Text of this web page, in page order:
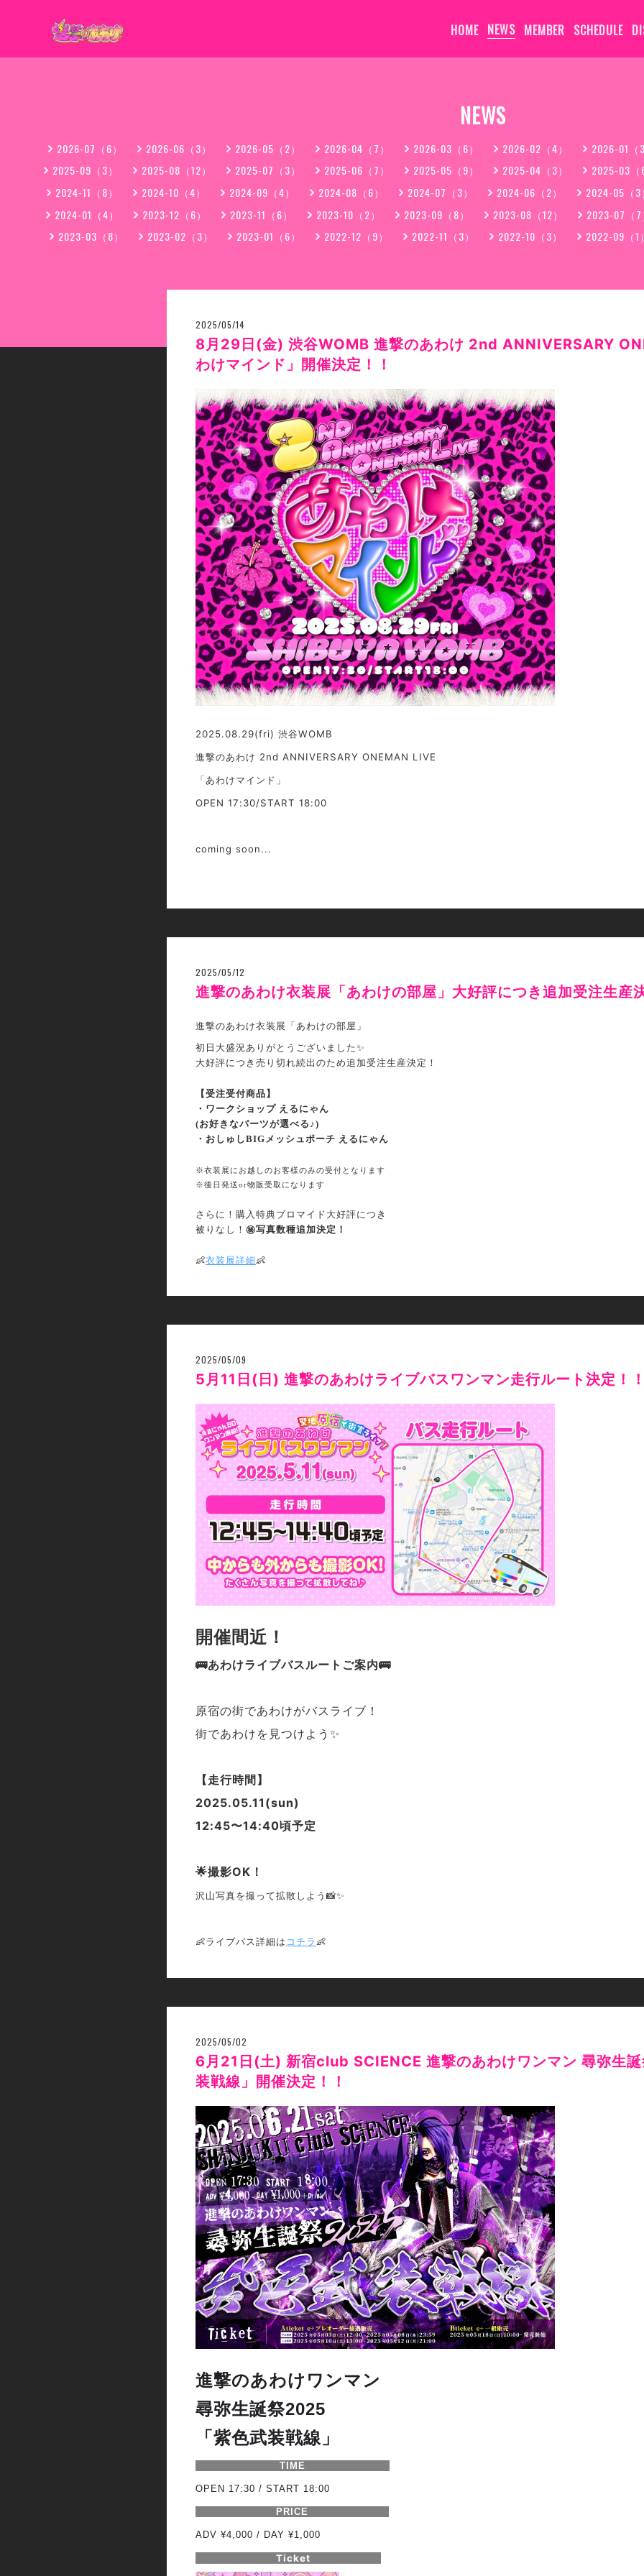
HOME NEWS MEMBER SCHEDULE
NEWS
2026-07（6） 2026-06（3） 2026-05（2） 2026-04（7） 2026-03（6） 2026-02（4）
2026-01（
2025-09（3）
2025-08（12） 2025-07（3） 2025-06（7） 2025-05（9） 2025-04（3）
2025-03
2024-11（8）
2024-10（4） 2024-09（4） 2024-08（6） 2024-07（3） 2024-06（2）
2024-05（3
2024-01（4）
2023-12（6） 2023-11（6） 2023-10（2） 2023-09（8） 2023-08（12）
2023-07（
2023-03（8）
2023-02（3） 2023-01（6） 2022-12（9） 2022-11（3） 2022-10（3） 2022-09（1
2025/05/14
8月29日(金) 渋谷WOMB 進撃のあわけ 2nd ANNIVERSARY
わけマインド」開催決定！！
2025.08.29(fri) 渋谷WOMB
進撃のあわけ 2nd ANNIVERSARY ONEMAN LIVE
「あわけマインド」
OPEN 17:30/START 18:00
coming soon...
2025/05/12
進撃のあわけ衣装展「あわけの部屋」大好評につき追加受注生産
進撃のあわけ衣装展「あわけの部屋」
初日大盛況ありがとうございました✨
大好評につき売り切れ続出のため追加受注生産決定！
【受注受付商品】
・ワークショップ えるにゃん
(お好きなパーツが選べる♪)
・おしゅしBIGメッシュポーチ えるにゃん
※衣装展にお越しのお客様のみの受付となります
※後日発送or物販受取になります
さらに！購入特典ブロマイド大好評につき
被りなし！ ㊙️写真数種追加決定！
👶衣装展詳細👶
2025/05/09
5月11日(日) 進撃のあわけライブバスワンマン走行ルート決定！
開催間近！
🚌あわけライブバスルートご案内🚌
原宿の街であわけがバスライブ！
街であわけを見つけよう✨
【走行時間】
2025.05.11(sun)
12:45〜14:40頃予定
🌟撮影OK！
沢山写真を撮って拡散しよう📸✨
👶ライブバス詳細は コチラ👶
2025/05/02
6月21日(土) 新宿club SCIENCE 進撃のあわけワンマン 尋弥生
装戦線」開催決定！！
進撃のあわけワンマン
尋弥生誕祭2025
「紫色武装戦線」
TIME
OPEN 17:30 / START 18:00
PRICE
ADV ¥4,000 / DAY ¥1,000
Ticket